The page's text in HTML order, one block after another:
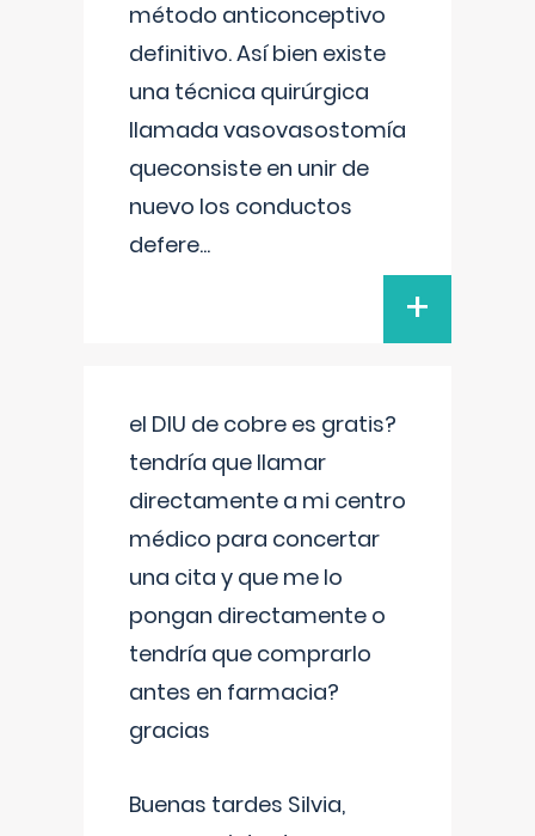
método anticonceptivo
definitivo. Así bien existe
una técnica quirúrgica
llamada vasovasostomía
queconsiste en unir de
nuevo los conductos
defere...
+
el DIU de cobre es gratis?
tendría que llamar
directamente a mi centro
médico para concertar
una cita y que me lo
pongan directamente o
tendría que comprarlo
antes en farmacia?
gracias
Buenas tardes Silvia,